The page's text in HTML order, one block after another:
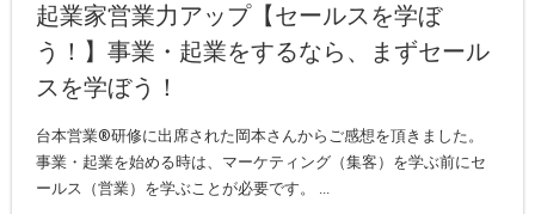
起業家営業力アップ【セールスを学ぼ
う！】事業・起業をするなら、まずセール
スを学ぼう！
台本営業®︎研修に出席された岡本さんからご感想を頂きました。
事業・起業を始める時は、マーケティング（集客）を学ぶ前にセ
ールス（営業）を学ぶことが必要です。 ...